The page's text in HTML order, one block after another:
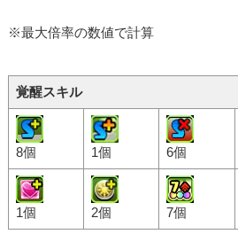
※最大倍率の数値で計算
覚醒スキル
8個 1個 6個
1個 2個 7個